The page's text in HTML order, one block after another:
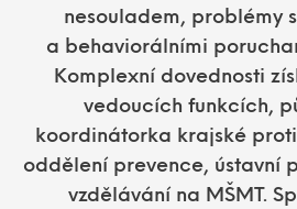
nesouladem, problémy
a behaviorálními
Komplexní dovednosti
vedoucích funkcích,
koordinátorka krajské
oddělení prevence, ústavní
vzdělávání na MŠMT.